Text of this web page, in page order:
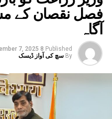
فصل نقصان کے
آگاہ
Published
8 months ago
7, 2025
By سچ کی آواز ڈیسک